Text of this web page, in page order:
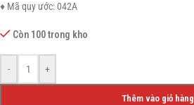
♦ Mã quy ước: 042A
Còn 100 trong kho
- +
Thêm vào giỏ hàng